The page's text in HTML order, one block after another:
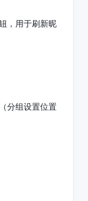
，用于刷新昵
分组设置位置